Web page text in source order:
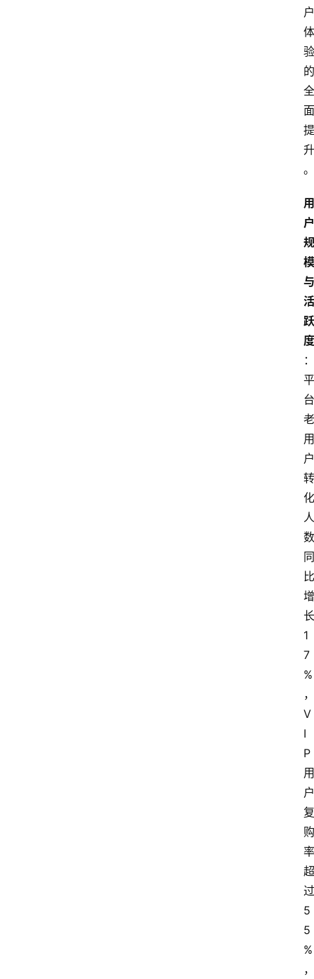
户
体
验
的
全
面
提
升
。
用
户
规
模
与
活
跃
度
：
平
台
老
用
户
转
化
人
数
同
比
增
长
1
7
%
，
V
I
P
用
户
复
购
率
超
过
5
5
%
，